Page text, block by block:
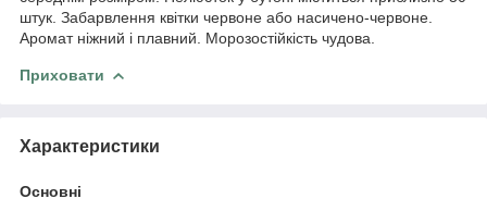
штук. Забарвлення квітки червоне або насичено-червоне.
Аромат ніжний і плавний. Морозостійкість чудова.
Приховати
Характеристики
Основні